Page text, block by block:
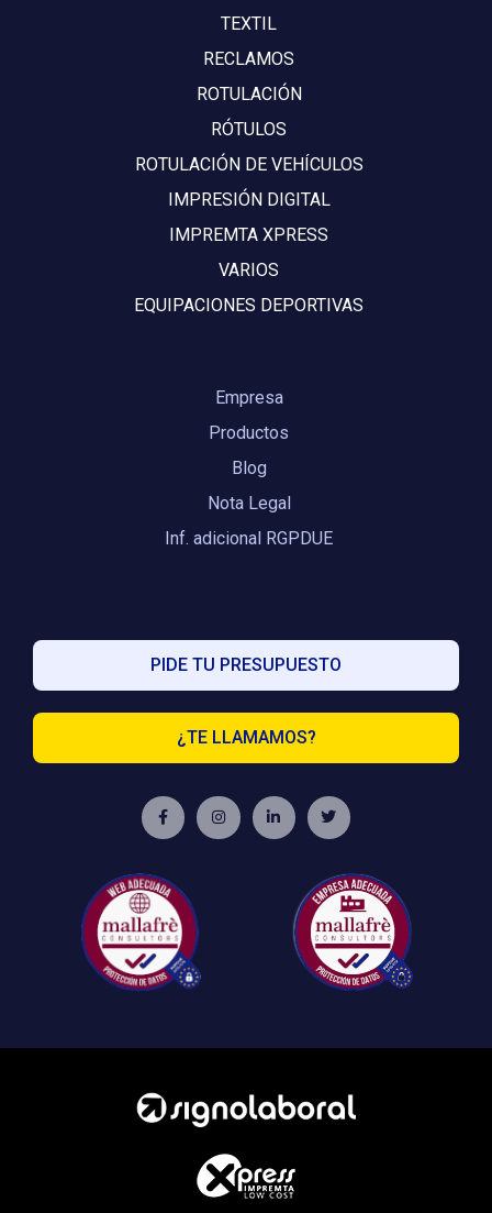
TEXTIL
RECLAMOS
ROTULACIÓN
RÓTULOS
ROTULACIÓN DE VEHÍCULOS
IMPRESIÓN DIGITAL
IMPREMTA XPRESS
VARIOS
EQUIPACIONES DEPORTIVAS
Empresa
Productos
Blog
Nota Legal
Inf. adicional RGPDUE
PIDE TU PRESUPUESTO
¿TE LLAMAMOS?